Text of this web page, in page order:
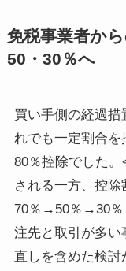
免税事業者か
50・30％へ
買い手側の経過措
れでも一定割合
80％控除でした
される一方、控
70％→50％→30％
注先と取引が多い
直しを含めた検討